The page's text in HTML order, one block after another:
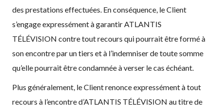
des prestations effectuées. En conséquence, le Client
s’engage expressément à garantir ATLANTIS
TÉLÉVISION contre tout recours qui pourrait être formé à
son encontre par un tiers et à l’indemniser de toute somme
qu’elle pourrait être condamnée à verser le cas échéant.
Plus généralement, le Client renonce expressément à tout
recours à l’encontre d’ATLANTIS TÉLÉVISION au titre de